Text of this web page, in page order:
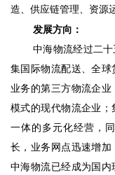
造、供应链管理、资源
发展方向：
中海物流经过二
集国际物流配送、全
业务的第三方物流企
模式的现代物流企业
一体的多元化经营，
长，业务网点迅速增加
中海物流已经成为国